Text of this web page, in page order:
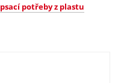
psací potřeby z plastu